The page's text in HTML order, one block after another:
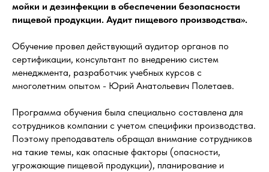
мойки и дезинфекции в обеспечении безопасности
пищевой продукции. Аудит пищевого производства».
Обучение провел действующий аудитор органов по
сертификации, консультант по внедрению систем
менеджмента, разработчик учебных курсов с
многолетним опытом - Юрий Анатольевич Полетаев.
Программа обучения была специально составлена для
сотрудников компании с учетом специфики производства.
Поэтому преподаватель обращал внимание сотрудников
на такие темы, как опасные факторы (опасности,
угрожающие пищевой продукции), планирование и